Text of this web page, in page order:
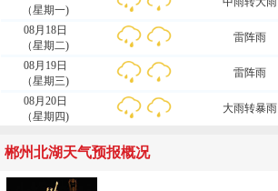
（星期一)
08月18日
（星期二)
雷阵雨
08月19日
（星期三)
雷阵雨
08月20日
（星期四)
大雨转暴雨
郴州北湖天气预报概况